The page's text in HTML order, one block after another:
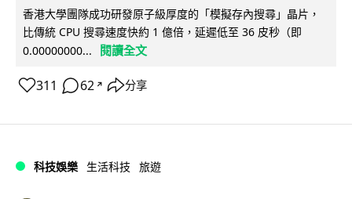
香港大學團隊成功研發原子級厚度的「模擬存內搜尋」晶片，
比傳統 CPU 搜尋速度快約 1 億倍，延遲低至 36 皮秒（即
0.00000000...
閱讀全文
311 62 ↗ 分享
科技娛樂 生活科技 旅遊